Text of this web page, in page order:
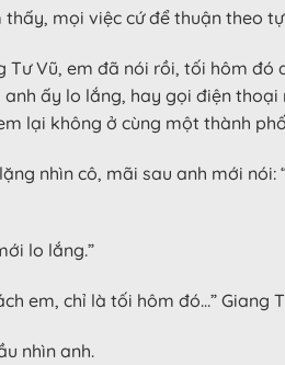
thấy, mọi việc cứ để thuận theo
Tư Vũ, em đã nói rồi, tối hôm
ấy lo lắng, hay gọi điện
lại không ở cùng một thành
nhìn cô, mãi sau anh mới
lo lắng.”
em, chỉ là tối hôm đó…” Giang
nhìn anh.